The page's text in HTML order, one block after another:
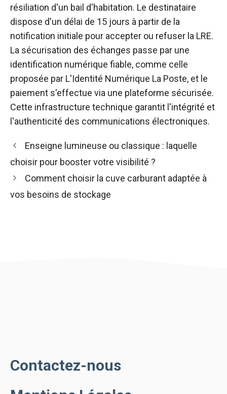
résiliation d'un bail d'habitation. Le destinataire
dispose d'un délai de 15 jours à partir de la
notification initiale pour accepter ou refuser la LRE.
La sécurisation des échanges passe par une
identification numérique fiable, comme celle
proposée par L'Identité Numérique La Poste, et le
paiement s'effectue via une plateforme sécurisée.
Cette infrastructure technique garantit l'intégrité et
l'authenticité des communications électroniques.
Enseigne lumineuse ou classique : laquelle
choisir pour booster votre visibilité ?
Comment choisir la cuve carburant adaptée à
vos besoins de stockage
Contactez-nous